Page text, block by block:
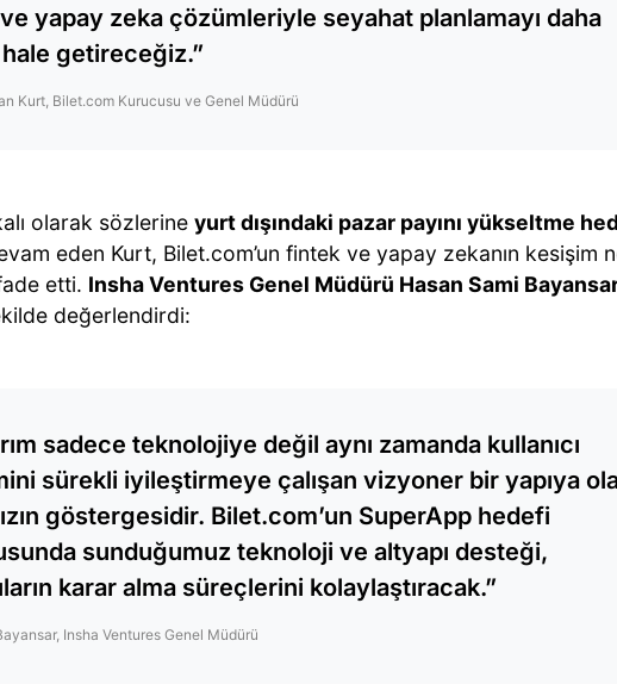
yapay zeka çözümleriyle seyahat planlamayı daha
hale getireceğiz.”
Kurt, Bilet.com Kurucusu ve Genel Müdürü
olarak sözlerine yurt dışındaki pazar payını yükseltme
eden Kurt, Bilet.com’un fintek ve yapay zekanın kesişim
etti. Insha Ventures Genel Müdürü Hasan Sami
değerlendirdi:
sadece teknolojiye değil aynı zamanda kullanıcı
sürekli iyileştirmeye çalışan vizyoner bir yapıya
göstergesidir. Bilet.com’un SuperApp hedefi
sunduğumuz teknoloji ve altyapı desteği,
karar alma süreçlerini kolaylaştıracak.”
Insha Ventures Genel Müdürü